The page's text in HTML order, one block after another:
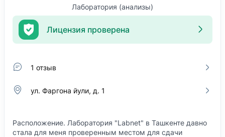
Лаборатория (анализы)
Лицензия проверена
1 отзыв
ул. Фаргона йули, д. 1
Расположение. Лаборатория "Labnet" в Ташкенте давно
стала для меня проверенным местом для сдачи